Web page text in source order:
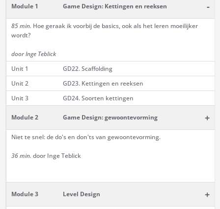
Module 1 Game Design: Kettingen en reeksen -
85 min. Hoe geraak ik voorbij de basics, ook als het leren moeilijker
wordt?
door Inge Teblick
Unit 1
GD22. Scaffolding
Unit 2
GD23. Kettingen en reeksen
Unit 3
GD24. Soorten kettingen
Module 2 Game Design: gewoontevorming +
Niet te snel: de do's en don'ts van gewoontevorming.
36 min. door Inge Teblick
Module 3 Level Design +